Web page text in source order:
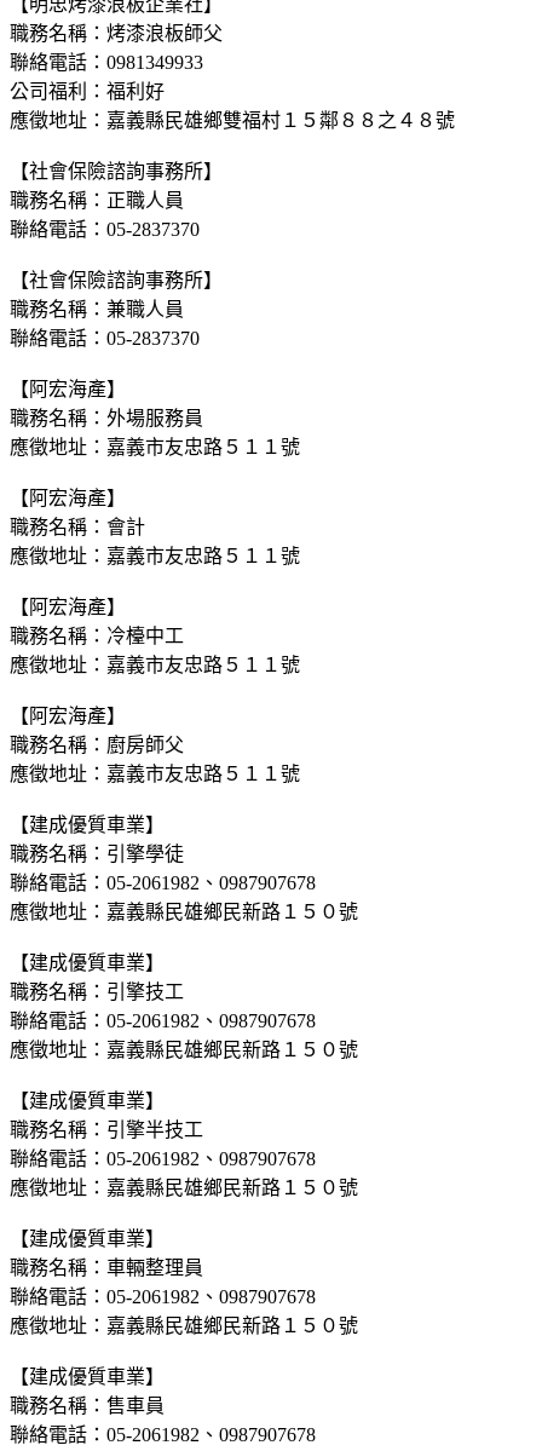
職務名稱：烤漆浪板師父
聯絡電話：0981349933
公司福利：福利好
應徵地址：嘉義縣民雄鄉雙福村１５鄰８８之４８號
【社會保險諮詢事務所】
職務名稱：正職人員
聯絡電話：05-2837370
【社會保險諮詢事務所】
職務名稱：兼職人員
聯絡電話：05-2837370
【阿宏海產】
職務名稱：外場服務員
應徵地址：嘉義市友忠路５１１號
【阿宏海產】
職務名稱：會計
應徵地址：嘉義市友忠路５１１號
【阿宏海產】
職務名稱：冷檯中工
應徵地址：嘉義市友忠路５１１號
【阿宏海產】
職務名稱：廚房師父
應徵地址：嘉義市友忠路５１１號
【建成優質車業】
職務名稱：引擎學徒
聯絡電話：05-2061982、0987907678
應徵地址：嘉義縣民雄鄉民新路１５０號
【建成優質車業】
職務名稱：引擎技工
聯絡電話：05-2061982、0987907678
應徵地址：嘉義縣民雄鄉民新路１５０號
【建成優質車業】
職務名稱：引擎半技工
聯絡電話：05-2061982、0987907678
應徵地址：嘉義縣民雄鄉民新路１５０號
【建成優質車業】
職務名稱：車輛整理員
聯絡電話：05-2061982、0987907678
應徵地址：嘉義縣民雄鄉民新路１５０號
【建成優質車業】
職務名稱：售車員
聯絡電話：05-2061982、0987907678